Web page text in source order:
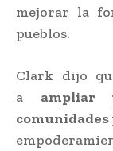
mejorar la
pueblos.
Clark dijo
a ampliar
comunidades